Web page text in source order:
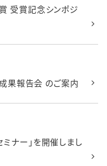
受賞記念シンポジ
果報告会 のご案内
ミナー」を開催しまし